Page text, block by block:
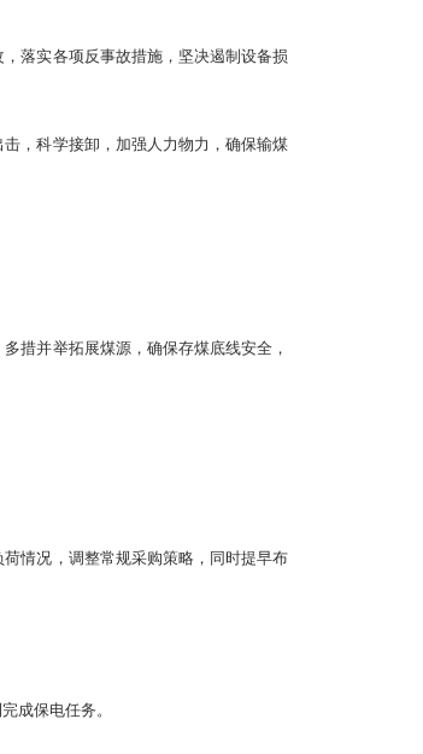
落实各项反事故措施，坚决遏制设备损
，科学接卸，加强人力物力，确保输煤
措并举拓展煤源，确保存煤底线安全，
情况，调整常规采购策略，同时提早布
成保电任务。